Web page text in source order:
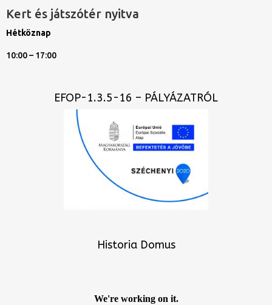
Kert és játszótér nyitva
Hétköznap
10:00 – 17:00
EFOP-1.3.5-16 – PÁLYÁZATRÓL
Historia Domus